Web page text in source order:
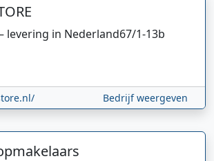
levering in Nederland67/1-13b
Bedrijf weergeven